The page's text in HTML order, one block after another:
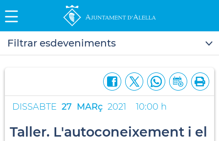
Filtrar esdeveniments
DISSABTE 27 MARç 2021 10:00 h
Taller. L'autoconeixement i el